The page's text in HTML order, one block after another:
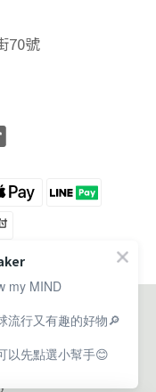
70號
店
my MIND
流行又有趣的好物🔎
以先點選小幫手😊